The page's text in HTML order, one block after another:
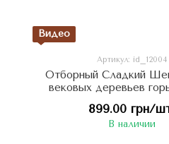
Видео
Артикул: id_12004
Отборный Сладкий
вековых деревьев
899.00 грн/
В наличии